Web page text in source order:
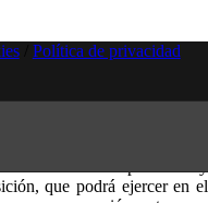
/ Política de privacidad
su consentimiento a la
sobre los productos y
que podrá ejercer en el